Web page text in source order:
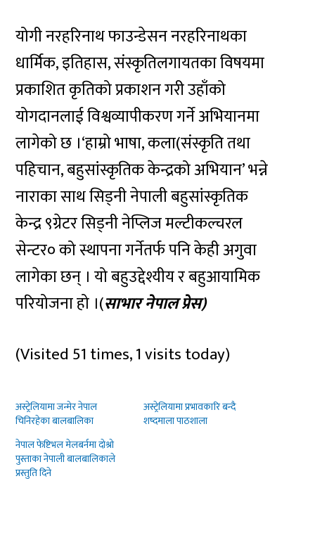
योगी नरहरिनाथ फाउन्डेसन नरहरिनाथका
धार्मिक, इतिहास, संस्कृतिलगायतका विषयमा
प्रकाशित कृतिको प्रकाशन गरी उहाँको
योगदानलाई विश्वव्यापीकरण गर्ने अभियानमा
लागेको छ ।‘हाम्रो भाषा, कला(संस्कृति तथा
पहिचान, बहुसांस्कृतिक केन्द्रको अभियान’ भन्ने
नाराका साथ सिड्नी नेपाली बहुसांस्कृतिक
केन्द्र ९ग्रेटर सिड्नी नेप्लिज मल्टीकल्चरल
सेन्टर० को स्थापना गर्नेतर्फ पनि केही अगुवा
लागेका छन् । यो बहुउद्देश्यीय र बहुआयामिक
परियोजना हो ।(साभार नेपाल प्रेस)
(Visited 51 times, 1 visits today)
अस्ट्रेलियामा जन्मेर नेपाल
चिनिरहेका बालबालिका
अस्ट्रेलियामा प्रभावकारि बन्दै
शष्दमाला पाठशाला
नेपाल फेष्टिभल मेलबर्नमा दोश्रो
पुस्ताका नेपाली बालबालिकाले
प्रस्तुति दिने